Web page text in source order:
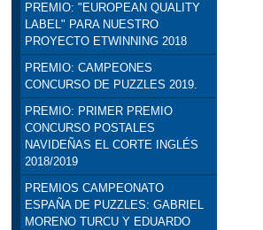
PREMIO: "EUROPEAN QUALITY
LABEL" PARA NUESTRO
PROYECTO ETWINNING 2018
PREMIO: CAMPEONES
CONCURSO DE PUZZLES 2019.
PREMIO: PRIMER PREMIO
CONCURSO POSTALES
NAVIDEÑAS EL CORTE INGLÉS
2018/2019
PREMIOS CAMPEONATO
ESPAÑA DE PUZZLES: GABRIEL
MORENO TURCU Y EDUARDO